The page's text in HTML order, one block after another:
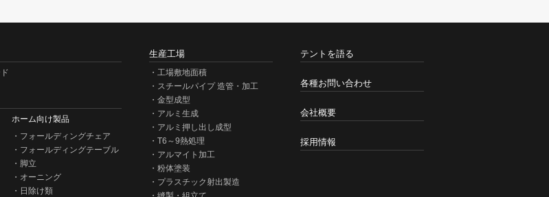
ホーム向け製品
フォールディングチェア
フォールディングテーブル
脚立
オーニング
日除け類
生産工場
工場敷地面積
スチールパイプ 造管・加工
金型成型
アルミ生成
アルミ押し出し成型
T6～9熱処理
アルマイト加工
粉体塗装
プラスチック射出製造
テントを語る
各種お問い合わせ
会社概要
採用情報